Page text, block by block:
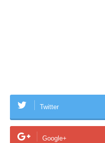
Twitter
Google+